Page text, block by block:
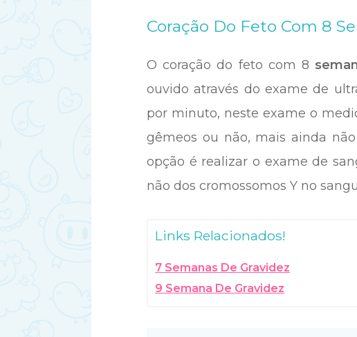
Coração Do Feto Com 8
O coração do feto com 8
ouvido através do exame de
por minuto, neste exame o
gêmeos ou não, mais ainda
opção é realizar o exame de
não dos cromossomos Y no
Links Relacionados!
7 Semanas De Gravidez
9 Semana De Gravidez